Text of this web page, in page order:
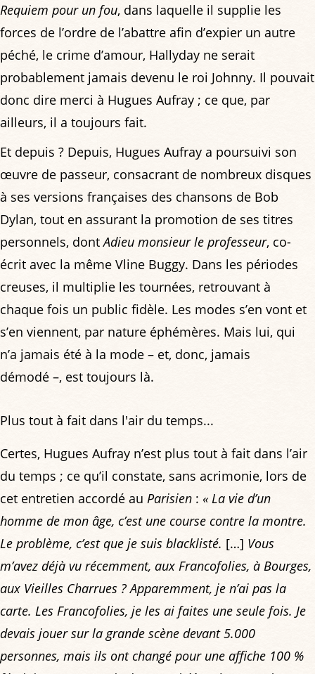
Requiem pour un fou, dans laquelle il supplie les
forces de l’ordre de l’abattre afin d’expier un autre
péché, le crime d’amour, Hallyday ne serait
probablement jamais devenu le roi Johnny. Il pouvait
donc dire merci à Hugues Aufray ; ce que, par
ailleurs, il a toujours fait.
Et depuis ? Depuis, Hugues Aufray a poursuivi son
œuvre de passeur, consacrant de nombreux disques
à ses versions françaises des chansons de Bob
Dylan, tout en assurant la promotion de ses titres
personnels, dontAdieu monsieur le professeur, co-
écrit avec la même Vline Buggy. Dans les périodes
creuses, il multiplie les tournées, retrouvant à
chaque fois un public fidèle. Les modes s’en vont et
s’en viennent, par nature éphémères. Mais lui, qui
n’a jamais été à la mode – et, donc, jamais
démodé –, est toujours là.
Plus tout à fait dans l'air du temps...
Certes, Hugues Aufray n’est plus tout à fait dans l’air
du temps ; ce qu’il constate, sans acrimonie, lors de
cet entretien accordé au Parisien : « La vie d’un
homme de mon âge, c’est une course contre la montre.
Le problème, c’est que je suis blacklisté. […] Vous
m’avez déjà vu récemment, aux Francofolies, à Bourges,
aux Vieilles Charrues ? Apparemment, je n’ai pas la
carte. Les Francofolies, je les ai faites une seule fois. Je
devais jouer sur la grande scène devant 5.000
personnes, mais ils ont changé pour une affiche 100 %